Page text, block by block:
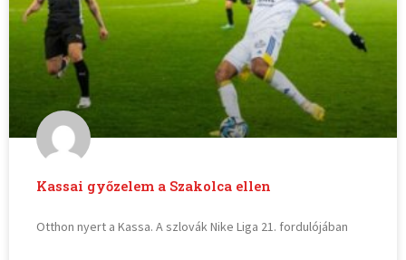
Kassai győzelem a Szakolca ellen
Otthon nyert a Kassa. A szlovák Nike Liga 21. fordulójában